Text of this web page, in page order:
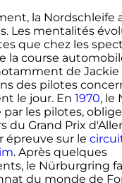
la Nordschleife
Les mentalités
que chez les
la course
de Jackie
des pilotes
le jour. En 1970, le
les pilotes,
du Grand Prix
épreuve sur le
. Après quelques
le Nürburgring
du monde de